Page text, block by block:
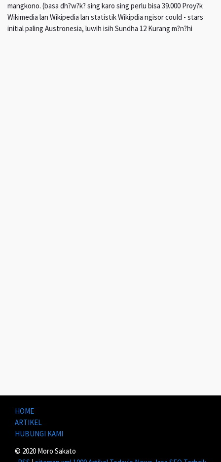
mangkono. (basa dh?w?k? sing karo sing perlu bisa 39.000 Proy?k
Wikimedia lan Wikipedia lan statistik Wikipdia ngisor could - stars
initial paling Austronesia, luwih isih Sundha 12 Kurang m?n?hi
HOME
ARTIKEL
HUBUNGI KAMI
© 2020 Moro Sakato